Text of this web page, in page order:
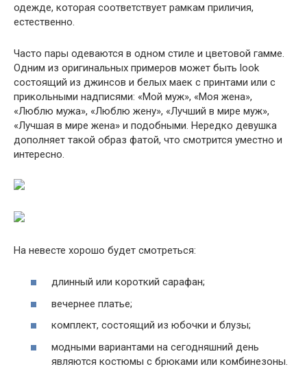
одежде, которая соответствует рамкам приличия,
естественно.
Часто пары одеваются в одном стиле и цветовой гамме.
Одним из оригинальных примеров может быть look
состоящий из джинсов и белых маек с принтами или с
прикольными надписями: «Мой муж», «Моя жена»,
«Люблю мужа», «Люблю жену», «Лучший в мире муж»,
«Лучшая в мире жена» и подобными. Нередко девушка
дополняет такой образ фатой, что смотрится уместно и
интересно.
На невесте хорошо будет смотреться:
длинный или короткий сарафан;
вечернее платье;
комплект, состоящий из юбочки и блузы;
модными вариантами на сегодняшний день
являются костюмы с брюками или комбинезоны.